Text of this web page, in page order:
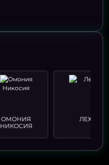
ОМОНИЯ
НИКОСИЯ
ЛЕХ